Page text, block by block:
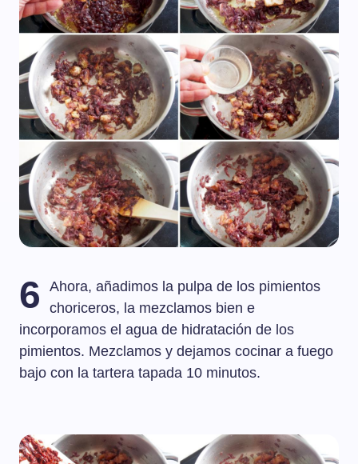
6
Ahora, añadimos la pulpa de los pimientos
choriceros, la mezclamos bien e
incorporamos el agua de hidratación de los
pimientos. Mezclamos y dejamos cocinar a fuego
bajo con la tartera tapada 10 minutos.